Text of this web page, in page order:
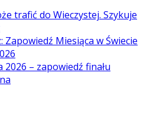
trafić do Wieczystej. Szykuje
Zapowiedź Miesiąca w Świecie
– zapowiedź finału